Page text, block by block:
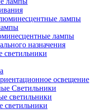
лампы
лампы
назначения
освещение
Светильники
светильники
светильники